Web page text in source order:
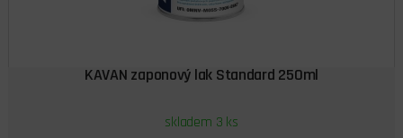
KAVAN zaponový lak Standard 250ml
skladem 3 ks